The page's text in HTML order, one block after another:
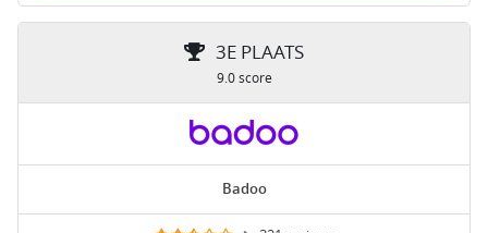
3E PLAATS
9.0 score
Badoo